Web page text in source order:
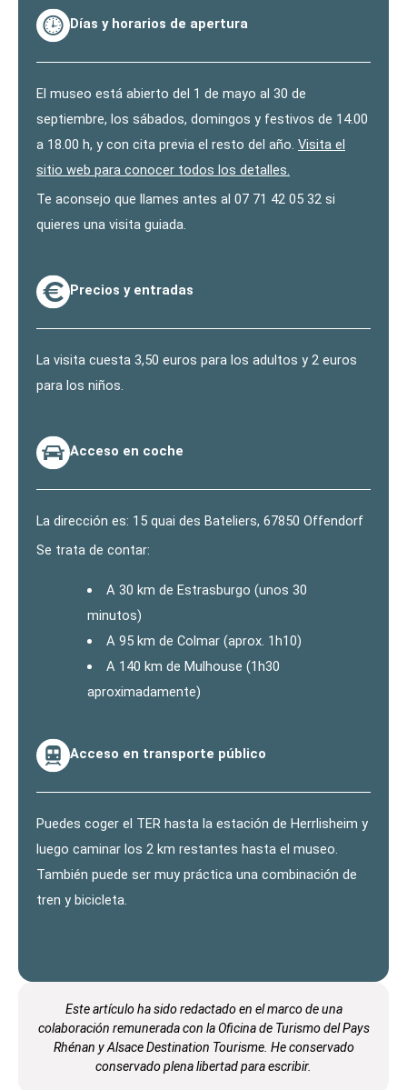
Días y horarios de apertura
El museo está abierto del 1 de mayo al 30 de
septiembre, los sábados, domingos y festivos de 14.00
a 18.00 h, y con cita previa el resto del año. Visita el
sitio web para conocer todos los detalles.
Te aconsejo que llames antes al 07 71 42 05 32 si
quieres una visita guiada.
Precios y entradas
La visita cuesta 3,50 euros para los adultos y 2 euros
para los niños.
Acceso en coche
La dirección es: 15 quai des Bateliers, 67850 Offendorf
Se trata de contar:
A 30 km de Estrasburgo (unos 30
minutos)
A 95 km de Colmar (aprox. 1h10)
A 140 km de Mulhouse (1h30
aproximadamente)
Acceso en transporte público
Puedes coger el TER hasta la estación de Herrlisheim y
luego caminar los 2 km restantes hasta el museo.
También puede ser muy práctica una combinación de
tren y bicicleta.
Este artículo ha sido redactado en el marco deuna
colaboración remunerada con la Oficina de Turismo del Pays
Rhénan y Alsace Destination Tourisme. He conservado
conservado plena libertad para escribir.